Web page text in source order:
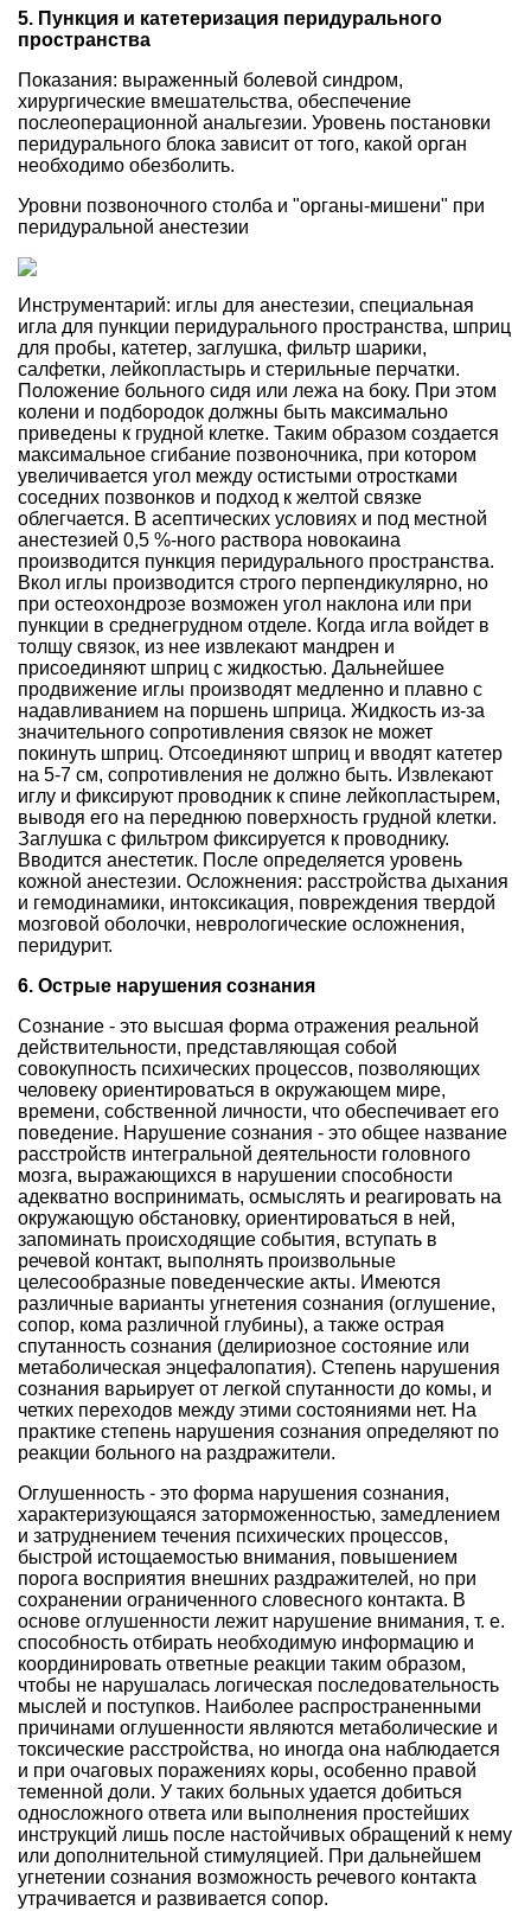
5. Пункция и катетеризация перидурального
пространства
Показания: выраженный болевой синдром,
хирургические вмешательства, обеспечение
послеоперационной анальгезии. Уровень постановки
перидурального блока зависит от того, какой орган
необходимо обезболить.
Уровни позвоночного столба и "органы-мишени" при
перидуральной анестезии
Инструментарий: иглы для анестезии, специальная
игла для пункции перидурального пространства, шприц
для пробы, катетер, заглушка, фильтр шарики,
салфетки, лейкопластырь и стерильные перчатки.
Положение больного сидя или лежа на боку. При этом
колени и подбородок должны быть максимально
приведены к грудной клетке. Таким образом создается
максимальное сгибание позвоночника, при котором
увеличивается угол между остистыми отростками
соседних позвонков и подход к желтой связке
облегчается. В асептических условиях и под местной
анестезией 0,5 %-ного раствора новокаина
производится пункция перидурального пространства.
Вкол иглы производится строго перпендикулярно, но
при остеохондрозе возможен угол наклона или при
пункции в среднегрудном отделе. Когда игла войдет в
толщу связок, из нее извлекают мандрен и
присоединяют шприц с жидкостью. Дальнейшее
продвижение иглы производят медленно и плавно с
надавливанием на поршень шприца. Жидкость из-за
значительного сопротивления связок не может
покинуть шприц. Отсоединяют шприц и вводят катетер
на 5-7 см, сопротивления не должно быть. Извлекают
иглу и фиксируют проводник к спине лейкопластырем,
выводя его на переднюю поверхность грудной клетки.
Заглушка с фильтром фиксируется к проводнику.
Вводится анестетик. После определяется уровень
кожной анестезии. Осложнения: расстройства дыхания
и гемодинамики, интоксикация, повреждения твердой
мозговой оболочки, неврологические осложнения,
перидурит.
6. Острые нарушения сознания
Сознание - это высшая форма отражения реальной
действительности, представляющая собой
совокупность психических процессов, позволяющих
человеку ориентироваться в окружающем мире,
времени, собственной личности, что обеспечивает его
поведение. Нарушение сознания - это общее название
расстройств интегральной деятельности головного
мозга, выражающихся в нарушении способности
адекватно воспринимать, осмыслять и реагировать на
окружающую обстановку, ориентироваться в ней,
запоминать происходящие события, вступать в
речевой контакт, выполнять произвольные
целесообразные поведенческие акты. Имеются
различные варианты угнетения сознания (оглушение,
сопор, кома различной глубины), а также острая
спутанность сознания (делириозное состояние или
метаболическая энцефалопатия). Степень нарушения
сознания варьирует от легкой спутанности до комы, и
четких переходов между этими состояниями нет. На
практике степень нарушения сознания определяют по
реакции больного на раздражители.
Оглушенность - это форма нарушения сознания,
характеризующаяся заторможенностью, замедлением
и затруднением течения психических процессов,
быстрой истощаемостью внимания, повышением
порога восприятия внешних раздражителей, но при
сохранении ограниченного словесного контакта. В
основе оглушенности лежит нарушение внимания, т. е.
способность отбирать необходимую информацию и
координировать ответные реакции таким образом,
чтобы не нарушалась логическая последовательность
мыслей и поступков. Наиболее распространенными
причинами оглушенности являются метаболические и
токсические расстройства, но иногда она наблюдается
и при очаговых поражениях коры, особенно правой
теменной доли. У таких больных удается добиться
односложного ответа или выполнения простейших
инструкций лишь после настойчивых обращений к нему
или дополнительной стимуляцией. При дальнейшем
угнетении сознания возможность речевого контакта
утрачивается и развивается сопор.